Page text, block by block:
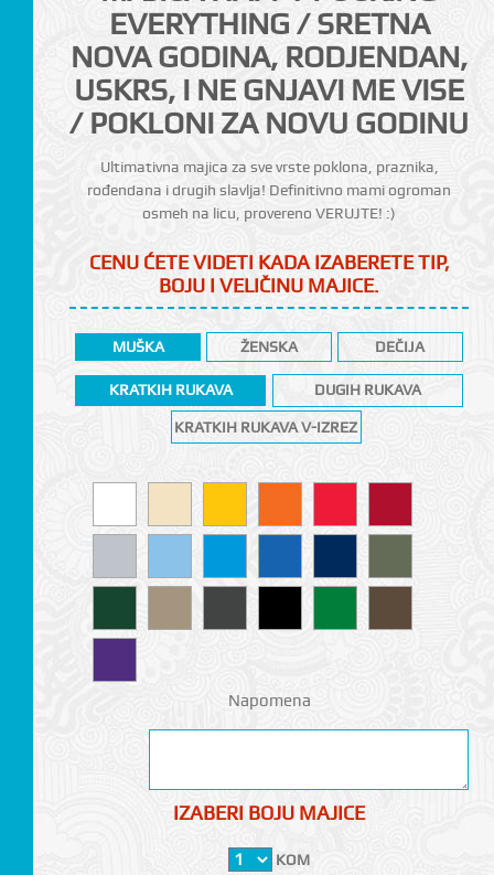
EVERYTHING / SRETNA
NOVA GODINA, RODJENDAN,
USKRS, I NE GNJAVI ME VISE
/ POKLONI ZA NOVU GODINU
Ultimativna majica za sve vrste poklona, praznika,
rođendana i drugih slavlja! Definitivno mami ogroman
osmeh na licu, provereno VERUJTE! :)
CENU ĆETE VIDETI KADA IZABERETE TIP,
BOJU I VELIČINU MAJICE.
MUŠKA ŽENSKA DEČIJA
KRATKIH RUKAVA DUGIH RUKAVA
KRATKIH RUKAVA V-IZREZ
Napomena
IZABERI BOJU MAJICE
KOM